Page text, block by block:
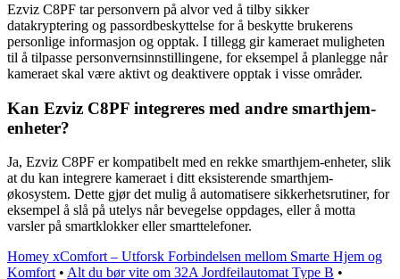
Ezviz C8PF tar personvern på alvor ved å tilby sikker
datakryptering og passordbeskyttelse for å beskytte brukerens
personlige informasjon og opptak. I tillegg gir kameraet muligheten
til å tilpasse personvernsinnstillingene, for eksempel å planlegge når
kameraet skal være aktivt og deaktivere opptak i visse områder.
Kan Ezviz C8PF integreres med andre smarthjem-
enheter?
Ja, Ezviz C8PF er kompatibelt med en rekke smarthjem-enheter, slik
at du kan integrere kameraet i ditt eksisterende smarthjem-
økosystem. Dette gjør det mulig å automatisere sikkerhetsrutiner, for
eksempel å slå på utelys når bevegelse oppdages, eller å motta
varsler på smartklokker eller smarttelefoner.
Homey xComfort – Utforsk Forbindelsen mellom Smarte Hjem og
Komfort • Alt du bør vite om 32A Jordfeilautomat Type B •